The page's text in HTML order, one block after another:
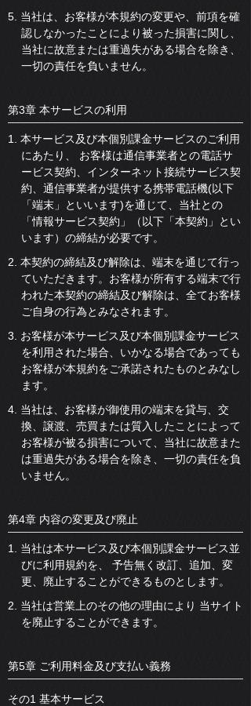
5. 当社は、お客様が本規約の変更や、前項を確
認しなかったことにより被った損害に関し、
当社に故意または重過失がある場合を除き、
一切の責任を負いません。
第3章 本サービスの利用
1. 本サービス及び本個別課金サービスのご利用
にあたり、 お客様は通信事業者との電話サ
ービス契約、インターネット接続サービス契
約、通信事業者が提供する携帯電話機(以下
「端末」といいます)を通じて、当社との
「情報サービス契約」（以下「本契約」とい
います）の締結が必要です。
2. 本契約の締結及び解除は、端末を通じて行っ
ていただきます。お客様が所有する端末で行
われた本契約の締結及び解除は、全てお客様
ご自身の行為とみなされます。
3. お客様が本サービス及び本個別課金サービス
を利用された場合、いかなる場合であっても
お客様が本規約をご承諾されたものとみなし
ます。
4. 当社は、お客様が御使用の端末を貸与、交
換、譲渡、売買または質入したことによって
お客様が被る損害について、当社に故意また
は重過失がある場合を除き、一切の責任を負
いません。
第4章 内容の変更及び廃止
1. 当社は本サービス及び本個別課金サービス並
びに利用規約を、 予告無く改訂、追加、変
更、廃止することができるものとします。
2. 当社は営業上のその他の理由により 当サイト
を廃止することができます。
第5章 ご利用料金及び支払い義務
その1 基本サービス